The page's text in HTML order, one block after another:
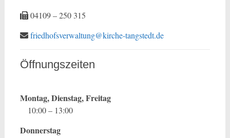
04109 – 250 315
friedhofsverwaltung@kirche-tangstedt.de
Öffnungszeiten
Montag, Dienstag, Freitag
10:00 – 13:00
Donnerstag